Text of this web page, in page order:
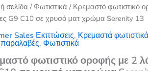
σελίδα / Φωτιστικά / Κρεμαστό φωτιστικό
G9 C10 σε χρυσό ματ χρώμα Serenity 13
Sales Εκπτώσεις, Κρεμαστά
, Φωτιστικά
φωτιστικό οροφής με 2